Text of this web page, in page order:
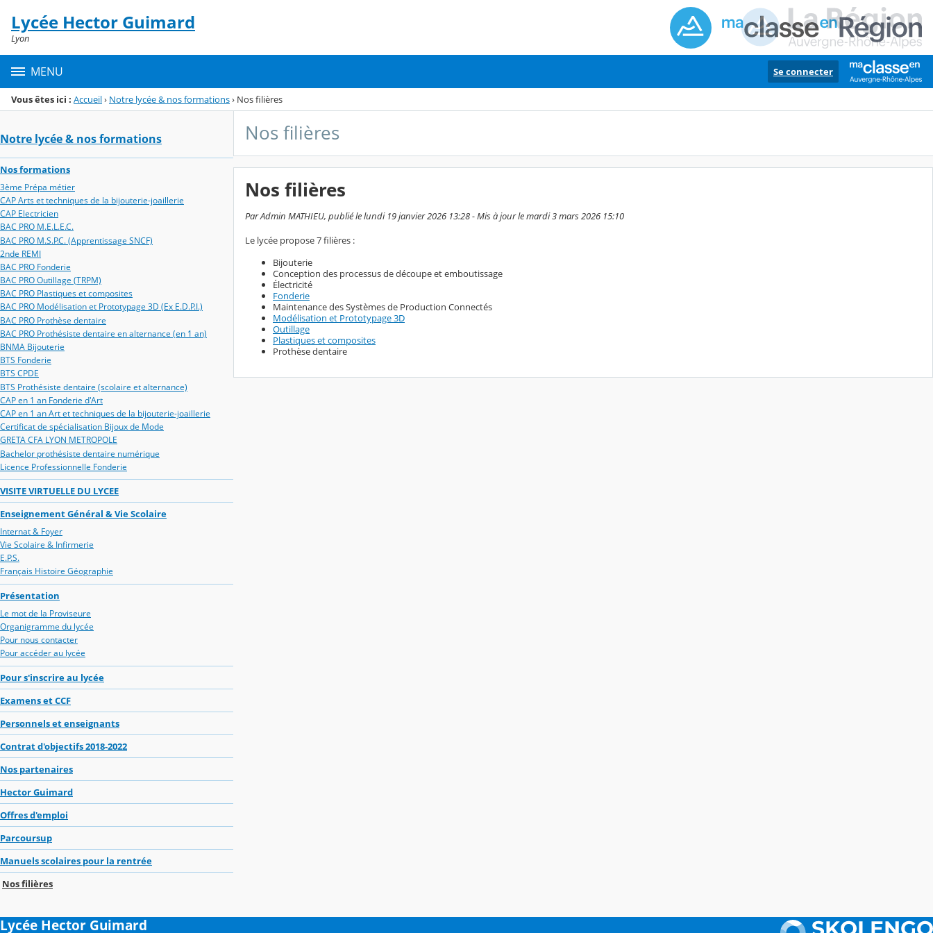
Menu de la rubrique
Contenu
Lycée Hector Guimard
Lyon
MENU Se connecter
Vous êtes ici : Accueil› Notre lycée & nos formations› Nos filières
Notre lycée & nos formations
Nos formations
3ème Prépa métier
CAP Arts et techniques de la bijouterie-joaillerie
CAP Electricien
BAC PRO M.E.L.E.C.
BAC PRO M.S.P.C. (Apprentissage SNCF)
2nde REMI
BAC PRO Fonderie
BAC PRO Outillage (TRPM)
BAC PRO Plastiques et composites
BAC PRO Modélisation et Prototypage 3D (Ex E.D.P.I.)
BAC PRO Prothèse dentaire
BAC PRO Prothésiste dentaire en alternance (en 1 an)
BNMA Bijouterie
BTS Fonderie
BTS CPDE
BTS Prothésiste dentaire (scolaire et alternance)
CAP en 1 an Fonderie d'Art
CAP en 1 an Art et techniques de la bijouterie-joaillerie
Certificat de spécialisation Bijoux de Mode
GRETA CFA LYON METROPOLE
Bachelor prothésiste dentaire numérique
Licence Professionnelle Fonderie
VISITE VIRTUELLE DU LYCEE
Enseignement Général & Vie Scolaire
Internat & Foyer
Vie Scolaire & Infirmerie
E.P.S.
Français Histoire Géographie
Présentation
Le mot de la Proviseure
Organigramme du lycée
Pour nous contacter
Pour accéder au lycée
Pour s'inscrire au lycée
Examens et CCF
Personnels et enseignants
Contrat d'objectifs 2018-2022
Nos partenaires
Hector Guimard
Offres d'emploi
Parcoursup
Manuels scolaires pour la rentrée
Nos filières
Nos filières
Nos filières
Par Admin MATHIEU, publié le lundi 19 janvier 2026 13:28 - Mis à jour le mardi 3 mars 2026 15:10
Le lycée propose 7 filières :
Bijouterie
Conception des processus de découpe et emboutissage
Électricité
Fonderie
Maintenance des Systèmes de Production Connectés
Modélisation et Prototypage 3D
Outillage
Plastiques et composites
Prothèse dentaire
Lycée Hector Guimard